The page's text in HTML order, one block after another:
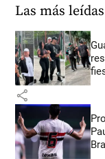
Las más leídas
share